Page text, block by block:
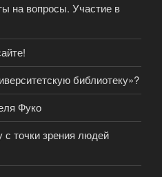
на вопросы. Участие в
библиотеку»?
Фуко
точки зрения людей